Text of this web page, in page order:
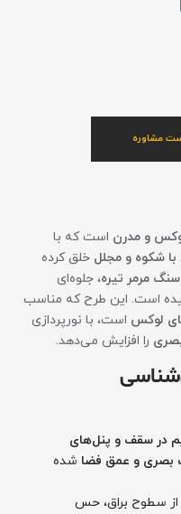
مشاوره
و مدرن است که با
با شکوه و مجلل خلق کرده
سنگ مرمر تیره، جلوه‌ای
است. این طرح که مناسب
لوکس است، با نورپردازی
را افزایش می‌دهد.
در سقف و پنل‌های
بصری و عمق فضا شده
از سطوح براق، حس